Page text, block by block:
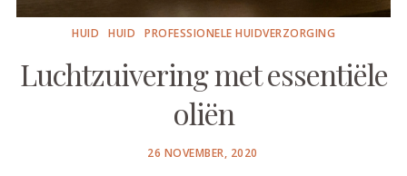
HUID HUID PROFESSIONELE HUIDVERZORGING
Luchtzuivering met essentiële
oliën
POSTED
26 NOVEMBER, 2020